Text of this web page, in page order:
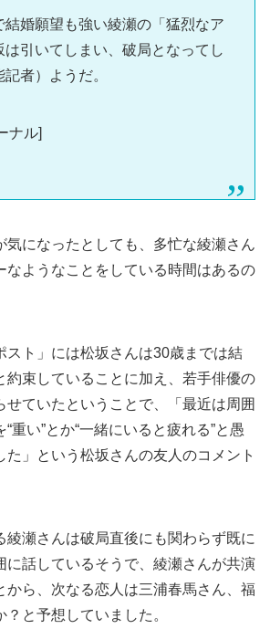
結婚願望も強い綾瀬の「猛烈なア
は引いてしまい、破局となってし
者）ようだ。
ナル]
気になったとしても、多忙な綾瀬さん
なようなことをしている時間はあるの
スト」には松坂さんは30歳までは結
約束していることに加え、若手俳優の
せていたということで、「最近は周囲
重い”とか“一緒にいると疲れる”と愚
た」という松坂さんの友人のコメント
綾瀬さんは破局直後にも関わらず既に
に話しているそうで、綾瀬さんが共演
から、次なる恋人は三浦春馬さん、福
と予想していました。